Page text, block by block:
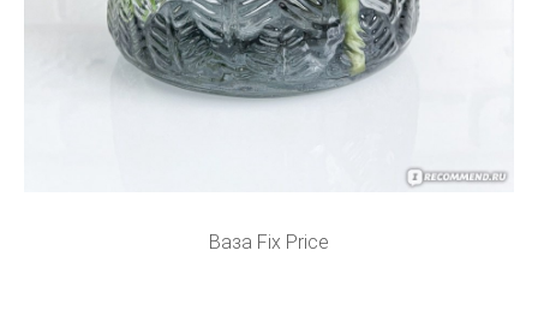
Ваза Fix Price